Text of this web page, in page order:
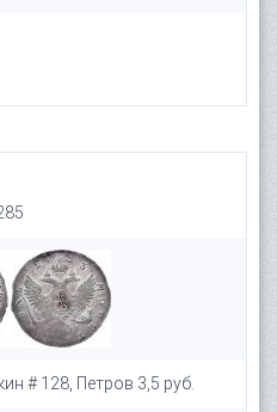
# 128, Петров 3,5 руб.